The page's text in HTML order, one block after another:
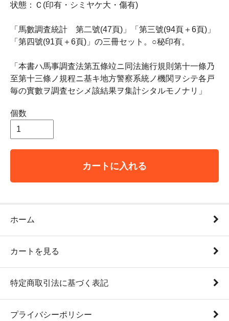
状態：Ｃ(印有・シミヤケ大・傷有)
「馬數調査統計 第二號(47頁)」「第三號(94頁＋6頁)」
「第四號(91頁＋6頁)」の三冊セット。○秘印有。
「本書ハ馬事調査法第五條竝ニ同法施行規則第十一條乃
至第十三條ノ規程ニ基キ地方警察系統ノ機関ヲシテ各戸
毎の實數ヲ調査セシメ該結果ヲ集計シタルモノナリ」
個数
カートに入れる
ホーム
カートを見る
特定商取引法に基づく表記
プライバシーポリシー